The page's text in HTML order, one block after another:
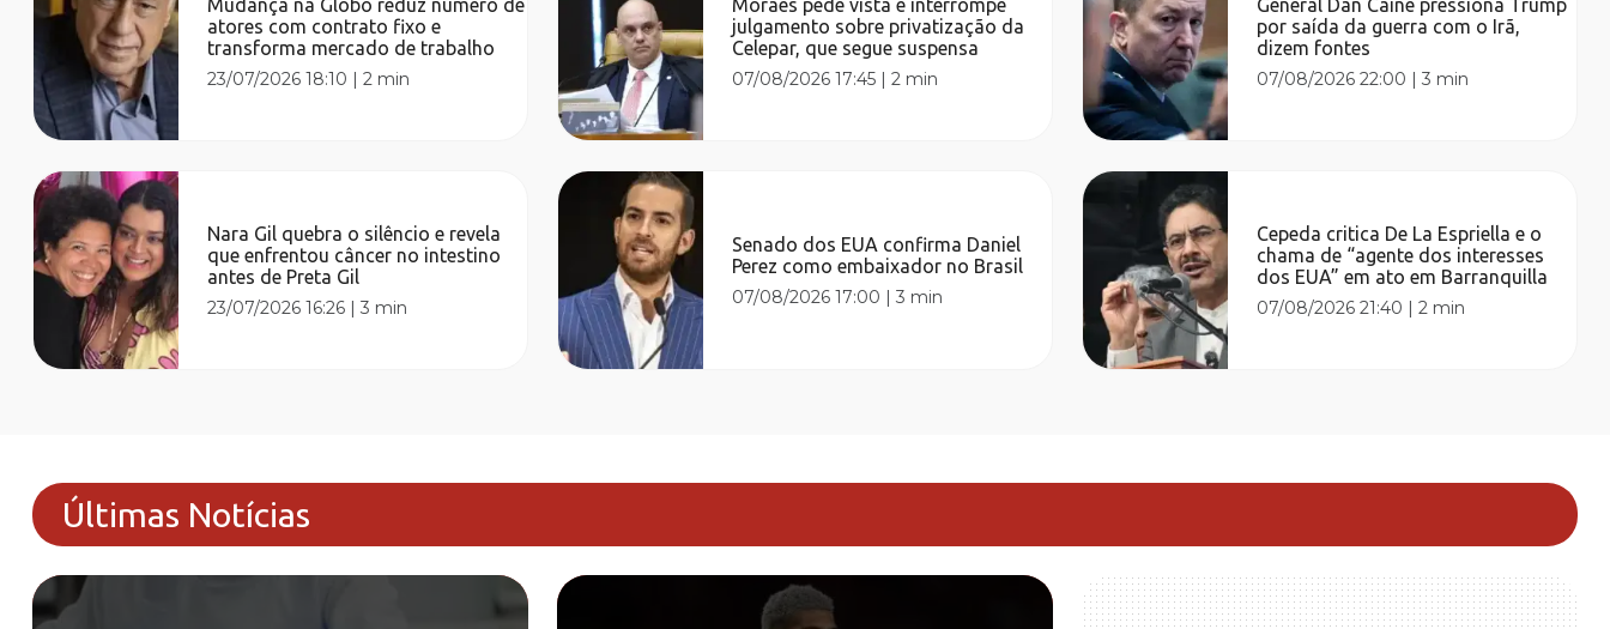
atores com contrato fixo e
transforma mercado de trabalho
23/07/2026 18:10 |2 min
Nara Gil quebra o silêncio e revela
que enfrentou câncer no intestino
antes de Preta Gil
23/07/2026 16:26 |3 min
julgamento sobre privatização da
Celepar, que segue suspensa
07/08/2026 17:45 |2 min
Senado dos EUA confirma Daniel
Perez como embaixador no Brasil
07/08/2026 17:00 |3 min
por saída da guerra com o Irã,
dizem fontes
07/08/2026 22:00 |3 min
Cepeda critica De La Espriella e o
chama de “agente dos interesses
dos EUA” em ato em Barranquilla
07/08/2026 21:40 |2 min
Últimas Notícias